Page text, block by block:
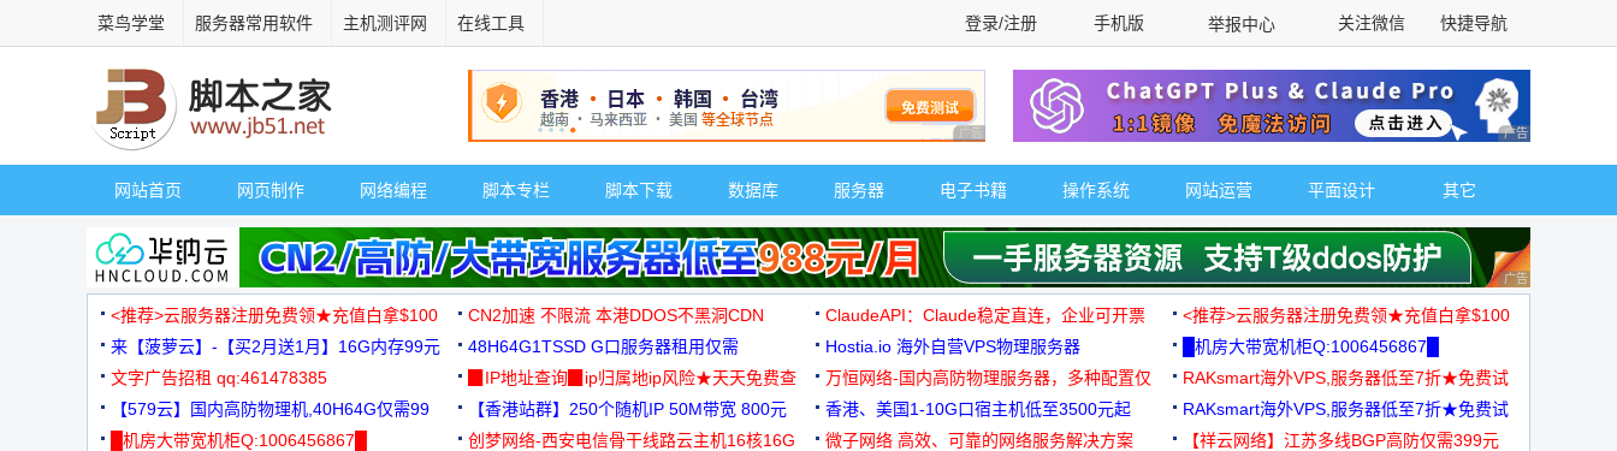
菜鸟学堂 服务器常用软件 主机测评网 在线工具 登录/注册 手机版 举报中心 关注微信 快捷导航
广告 商业广告，理性选择 广告 商业广告，理
网站首页 网页制作 网络编程 脚本专栏 脚本下载 数据库 服务器 电子书籍 操作系统 网站运营 平面设计 其它
广告 商业广告，理
<推荐>云服务器注册免费领★充值白拿$100 CN2加速 不限流 本港DDOS不黑洞CDN ClaudeAPI：Claude稳定直连，企业可开票
<推荐>云服务器注册免费领★充值白拿$100
来【菠萝云】-【买2月送1月】16G内存99元
48H64G1TSSD G口服务器租用仅需
3000+可免费测试
Hostia.io 海外自营VPS物理服务器
█机房大带宽机柜Q:1006456867█
文字广告招租 qq:461478385
▉IP地址查询▉ip归属地ip风险★天天免费查
万恒网络-国内高防物理服务器，多种配置仅
99元/月起
RAKsmart海外VPS,服务器低至7折★免费试
用★
【579云】国内高防物理机,40H64G仅需99
元
【香港站群】250个随机IP 50M带宽 800元 香港、美国1-10G口宿主机低至3500元起
RAKsmart海外VPS,服务器低至7折★免费试
用★
█机房大带宽机柜Q:1006456867█
创梦网络-西安电信骨干线路云主机16核16G
微子网络 高效、可靠的网络服务解决方案
【祥云网络】江苏多线BGP高防仅需399元